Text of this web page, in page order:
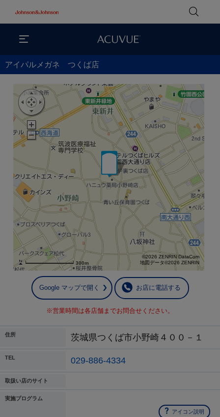
アイパルメガネ つくば店
300m
©2026 ZENRIN DataCom
地図データ©2026 ZENRIN
Google マップで開く お店に電話する
※営業時間は各店舗までお問合せください。
住所 茨城県つくば市小野崎４００－１
TEL 029-886-4334
取扱い店のサイト
実施プログラム
アイコン説明